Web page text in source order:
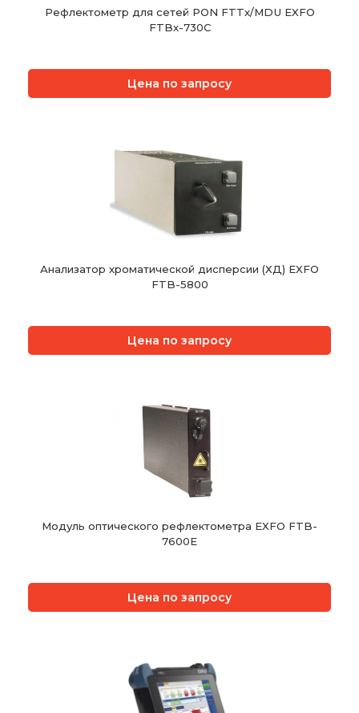
Рефлектометр для сетей PON FTTx/MDU EXFO
FTBx-730C
Цена по запросу
Анализатор хроматической дисперсии (ХД) EXFO
FTB-5800
Цена по запросу
Модуль оптического рефлектометра EXFO FTB-
7600E
Цена по запросу